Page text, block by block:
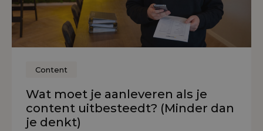
Content
Wat moet je aanleveren als je
content uitbesteedt? (Minder dan
je denkt)